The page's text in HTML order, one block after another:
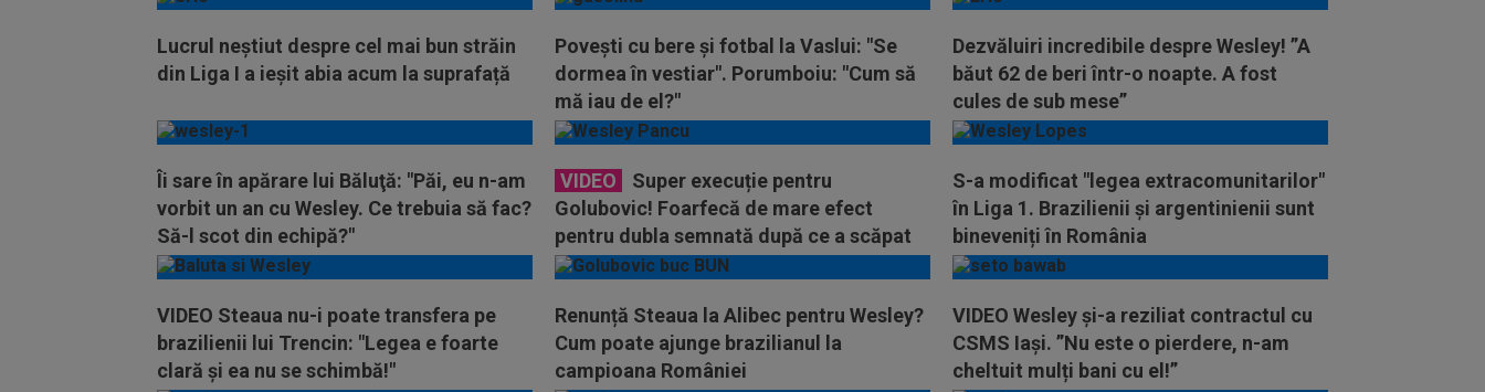
Lucrul neștiut despre cel mai bun străin
din Liga I a ieșit abia acum la suprafață
Povești cu bere și fotbal la Vaslui: "Se
dormea în vestiar". Porumboiu: "Cum să
mă iau de el?"
Dezvăluiri incredibile despre Wesley! ”A
băut 62 de beri într-o noapte. A fost
cules de sub mese”
Îi sare în apărare lui Băluţă: "Păi, eu n-am
vorbit un an cu Wesley. Ce trebuia să fac?
Să-l scot din echipă?"
VIDEO
Super execuție pentru
Golubovic! Foarfecă de mare efect
pentru dubla semnată după ce a scăpat
de eliminare
S-a modificat "legea extracomunitarilor"
în Liga 1. Brazilienii și argentinienii sunt
bineveniți în România
VIDEO Steaua nu-i poate transfera pe
brazilienii lui Trencin: "Legea e foarte
clară și ea nu se schimbă!"
Renunță Steaua la Alibec pentru Wesley?
Cum poate ajunge brazilianul la
campioana României
VIDEO Wesley și-a reziliat contractul cu
CSMS Iași. ”Nu este o pierdere, n-am
cheltuit mulți bani cu el!”